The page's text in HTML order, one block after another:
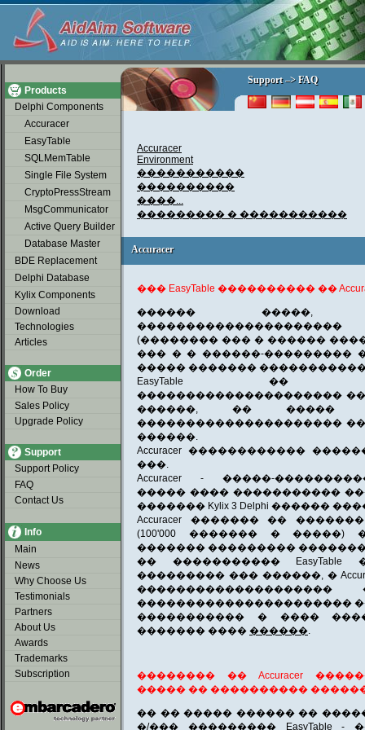
Products
Delphi Components
Accuracer
EasyTable
SQLMemTable
Single File System
CryptoPressStream
MsgCommunicator
Active Query Builder
Database Master
BDE Replacement
Delphi Database
Kylix Components
Download
Technologies
Articles
Order
How To Buy
Sales Policy
Upgrade Policy
Support
Support Policy
FAQ
Contact Us
Info
Main
News
Why Choose Us
Testimonials
Partners
About Us
Awards
Trademarks
Subscription
soap2day
Support –> FAQ
Support –> FAQ
Accuracer
Environment
�����������
����������
����...
��������� � �����������
Accuracer
Accuracer
��� EasyTable ���������� ��
������ �����,
(�������� ��� � ������
��� � � ������-���������
����� �������
EasyTable ��
���������������������
������, �� �����
���������������������
������.
Accuracer ������������
���.
Accuracer - �����-
����� ���� ����������� ���
������� Kylix 3 Delphi ������
Accuracer ������� ��
(100'000 ������� �
������� ���������
�� �����������
��������� ��� ������, �
����������������������
����������� � ����
������� ���� ������.
�������� �� Accuracer
����� �� ����������
�� �� ����� ������ ��
�/��� ��������� EasyTable